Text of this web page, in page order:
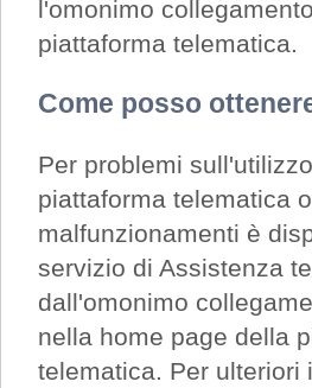
l'omonimo
piattaforma telematica.
Come posso
Per problemi
piattaforma telematica o
malfunzionamenti è
servizio di Assistenza
dall'omonimo
nella home page della
telematica. Per ulteriori